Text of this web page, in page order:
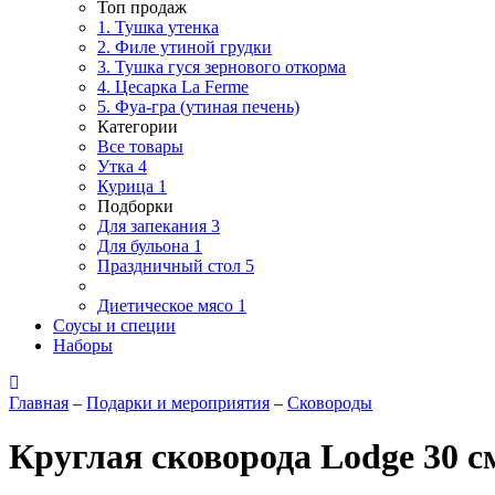
Топ продаж
1. Тушка утенка
2. Филе утиной грудки
3. Тушка гуся зернового откорма
4. Цесарка La Ferme
5. Фуа-гра (утиная печень)
Категории
Все товары
Утка 4
Курица 1
Подборки
Для запекания 3
Для бульона 1
Праздничный стол 5
Диетическое мясо 1
Соусы и специи
Наборы
Главная – Подарки и мероприятия – Сковороды
Круглая сковорода Lodge 30